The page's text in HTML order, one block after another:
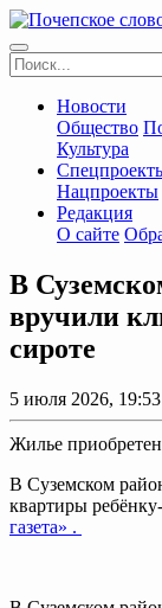
Новости
Общество
Культура
Нацпроекты
Редакция
О сайте
В
вручили
сироте
5 июля 2026, 19:53
Жилье
В Суземском
квартиры
газета» .